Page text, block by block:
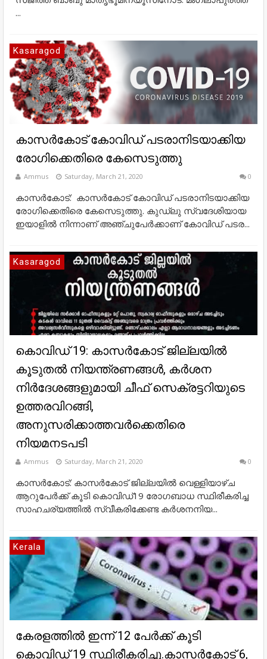
...
Kasaragod
കാസര്‍കോട് കോവിഡ് പടരാനിടയാക്കിയ
രോഗിക്കെതിരെ കേസെടുത്തു
Ammus Saturday, March 21, 2020 0
കാസര്‍കോട്: കാസര്‍കോട് കോവിഡ് പടരാനിടയാക്കിയ
രോഗിക്കെതിരെ കേസെടുത്തു. കുഡ്‌ലു സ്വദേശിയായ
ഇയാളില്‍ നിന്നാണ് അഞ്ചുപേര്‍ക്കാണ് കോവിഡ് പടര...
Kasaragod
കൊവിഡ് 19: കാസര്‍കോട് ജില്ലയില്‍
കൂടുതല്‍ നിയന്ത്രണങ്ങള്‍, കര്‍ശന
നിര്‍ദേശങ്ങളുമായി ചീഫ് സെക്രട്ടറിയുടെ
ഉത്തരവിറങ്ങി,
അനുസരിക്കാത്തവര്‍ക്കെതിരെ
നിയമനടപടി
Ammus Saturday, March 21, 2020 0
കാസര്‍കോട്: കാസര്‍കോട് ജില്ലയില്‍ വെള്ളിയാഴ്ച
ആറുപേര്‍ക്ക് കൂടി കൊവിഡ്19 രോഗബാധ സ്ഥിരീകരിച്ച
സാഹചര്യത്തില്‍ സ്വീകരിക്കേണ്ട കര്‍ശനനിയ...
Kerala
കേരളത്തില്‍ ഇന്ന് 12 പേര്‍ക്ക് കൂടി
കൊവിഡ് 19 സ്ഥിരീകരിച്ചു.കാസര്‍കോട് 6,